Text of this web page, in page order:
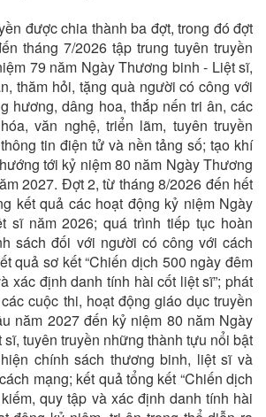
được chia thành ba đợt, trong đó đợt
tháng 7/2026 tập trung tuyên truyền
79 năm Ngày Thương binh - Liệt sĩ,
thăm hỏi, tặng quà người có công với
hương, dâng hoa, thắp nến tri ân, các
văn nghệ, triển lãm, tuyên truyền
tin điện tử và nền tảng số; tạo khí
tới kỷ niệm 80 năm Ngày Thương
2027. Đợt 2, từ tháng 8/2026 đến hết
kết quả các hoạt động kỷ niệm Ngày
sĩ năm 2026; quá trình tiếp tục hoàn
sách đối với người có công với cách
quả sơ kết “Chiến dịch 500 ngày đêm
xác định danh tính hài cốt liệt sĩ”; phát
cuộc thi, hoạt động giáo dục truyền
năm 2027 đến kỷ niệm 80 năm Ngày
tuyên truyền những thành tựu nổi bật
chính sách thương binh, liệt sĩ và
mạng; kết quả tổng kết “Chiến dịch
quy tập và xác định danh tính hài